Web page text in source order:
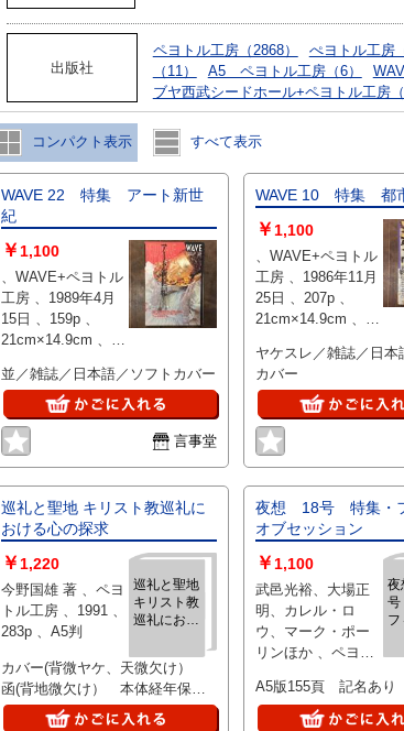
出版社
ペヨトル工房（2868） ぺヨトル工房
（11）
A5 ペヨトル工房（6）
ブヤ西武シードホール+ペヨトル工房（
コンパクト表示 すべて表示
WAVE 22 特集 アート新世
紀
￥ 1,100
、WAVE+ペヨトル
工房 、1989年4月
15日 、159p 、
21cm×14.9cm 、1
並／雑誌／日本語／ソフトカバー
言事堂
WAVE 10 特集 都
￥ 1,100
、WAVE+ペヨトル
工房 、1986年11月
25日 、207p 、
21cm×14.9cm 、1
ヤケスレ／雑誌／日本
カバー
巡礼と聖地 キリスト教巡礼に
おける心の探求
巡礼と聖地
キリスト教
巡礼におけ
￥ 1,220
今野国雄 著 、ペヨ
トル工房 、1991 、
283p 、A5判
カバー(背微ヤケ、天微欠け）
函(背地微欠け） 本体経年保存
良好
夜想 18号 特集・
オブセッション
号
フ
ョ
￥ 1,100
武邑光裕、大場正
明、カレル・ロ
ウ、マーク・ポー
リンほか 、ペヨト
A5版155頁 記名あり